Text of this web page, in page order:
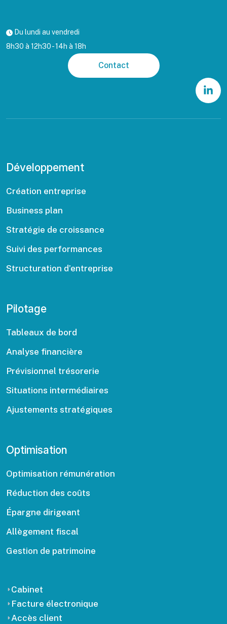
Du lundi au vendredi
8h30 à 12h30 - 14h à 18h
Contact
Développement
Création entreprise
Business plan
Stratégie de croissance
Suivi des performances
Structuration d’entreprise
Pilotage
Tableaux de bord
Analyse financière
Prévisionnel trésorerie
Situations intermédiaires
Ajustements stratégiques
Optimisation
Optimisation rémunération
Réduction des coûts
Épargne dirigeant
Allègement fiscal
Gestion de patrimoine
Cabinet
Facture électronique
Accès client